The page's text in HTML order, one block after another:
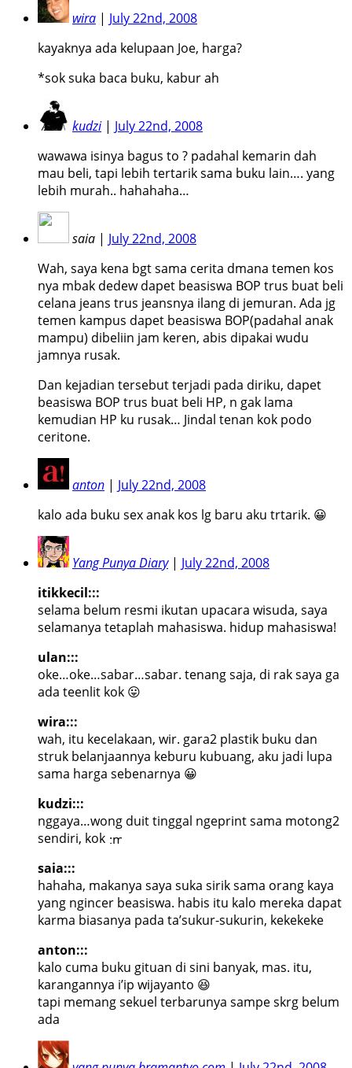
wira | July 22nd, 2008
kayaknya ada kelupaan Joe, harga?
*sok suka baca buku, kabur ah
kudzi| July 22nd, 2008
wawawa isinya bagus to ? padahal kemarin dah
mau beli, tapi lebih tertarik sama buku lain…. yang
lebih murah.. hahahaha…
saia | July 22nd, 2008
Wah, saya kena bgt sama cerita dmana temen kos
nya mbak dedew dapet beasiswa BOP trus buat beli
celana jeans trus jeansnya ilang di jemuran. Ada jg
temen kampus dapet beasiswa BOP(padahal anak
mampu) dibeliin jam keren, abis dipakai wudu
jamnya rusak.
Dan kejadian tersebut terjadi pada diriku, dapet
beasiswa BOP trus buat beli HP, n gak lama
kemudian HP ku rusak… Jindal tenan kok podo
ceritone.
anton | July 22nd, 2008
kalo ada buku sex anak kos lg baru aku trtarik. 😀
Yang Punya Diary| July 22nd, 2008
itikkecil:::
selama belum resmi ikutan upacara wisuda, saya
selamanya tetaplah mahasiswa. hidup mahasiswa!
ulan:::
oke…oke…sabar…sabar. tenang saja, di rak saya ga
ada teenlit kok 😛
wira:::
wah, itu kecelakaan, wir. gara2 plastik buku dan
struk belanjaannya keburu kubuang, aku jadi lupa
sama harga sebenarnya 😀
kudzi:::
nggaya…wong duit tinggal ngeprint sama motong2
sendiri, kok
saia:::
hahaha, makanya saya suka sirik sama orang kaya
yang ngincer beasiswa. habis itu kalo mereka dapat
karma biasanya pada ta’sukur-sukurin, kekekeke
anton:::
kalo cuma buku gituan di sini banyak, mas. itu,
karangannya i’ip wijayanto 😆
tapi memang sekuel terbarunya sampe skrg belum
ada